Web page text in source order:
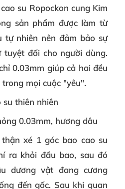
su Ropockon cung Kim
sản phẩm được làm từ
tự nhiên nên đảm bảo sự
đối cho người dùng.
0.03mm giúp cả hai đều
mọi cuộc "yêu".
su thiên nhiên
0.03mm, hương dâu
xé 1 góc bao cao su
ra khỏi đầu bao, sau đó
dương vật đang cương
đến gốc. Sau khi quan